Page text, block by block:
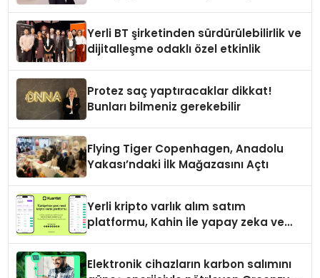
Yerli BT şirketinden sürdürülebilirlik ve
dijitalleşme odaklı özel etkinlik
Protez saç yaptıracaklar dikkat!
Bunları bilmeniz gerekebilir
Flying Tiger Copenhagen, Anadolu
Yakası’ndaki İlk Mağazasını Açtı
Yerli kripto varlık alım satım
platformu, Kahin ile yapay zeka ve
Elektronik cihazların karbon salımını